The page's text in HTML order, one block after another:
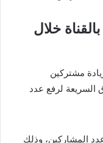
خلال
مشتركين
2024 ومن الطرق السريعة لرفع عدد
المشاركين، وذلك